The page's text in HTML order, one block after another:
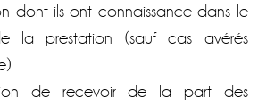
dont ils ont connaissance dans le
la prestation (sauf cas avérés
de recevoir de la part des